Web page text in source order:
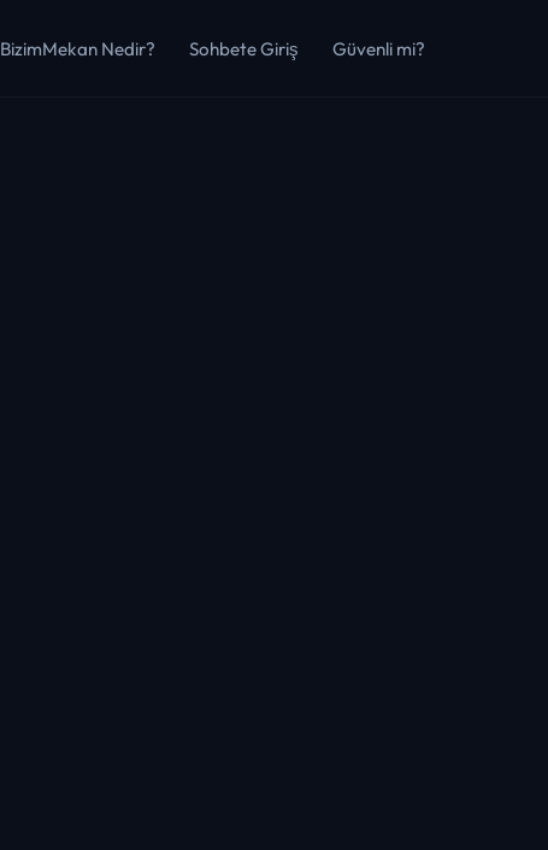
BizimMekan Nedir? Sohbete Giriş Güvenli mi?